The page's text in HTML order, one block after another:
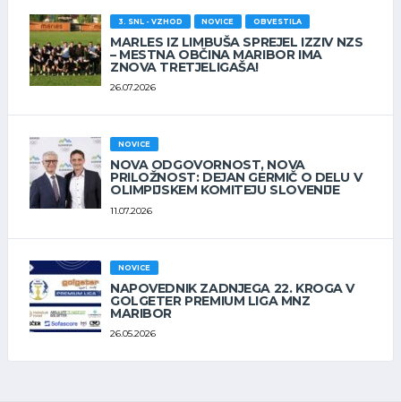
3. SNL - VZHOD NOVICE OBVESTILA
MARLES IZ LIMBUŠA SPREJEL IZZIV NZS
– MESTNA OBČINA MARIBOR IMA
ZNOVA TRETJELIGAŠA!
26.07.2026
NOVICE
NOVA ODGOVORNOST, NOVA
PRILOŽNOST: DEJAN GERMIČ O DELU V
OLIMPIJSKEM KOMITEJU SLOVENIJE
11.07.2026
NOVICE
NAPOVEDNIK ZADNJEGA 22. KROGA V
GOLGETER PREMIUM LIGA MNZ
MARIBOR
26.05.2026